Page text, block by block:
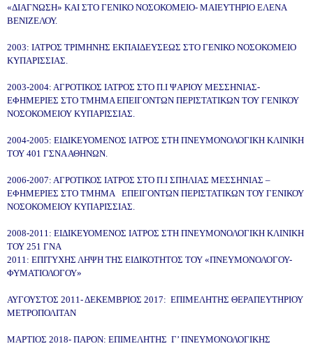
«ΔΙΑΓΝΩΣΗ» ΚΑΙ ΣΤΟ ΓΕΝΙΚΟ ΝΟΣΟΚΟΜΕΙΟ- ΜΑΙΕΥΤΗΡΙΟ ΕΛΕΝΑ
ΒΕΝΙΖΕΛΟΥ.
2003: ΙΑΤΡΟΣ ΤΡΙΜΗΝΗΣ ΕΚΠΑΙΔΕΥΣΕΩΣ ΣΤΟ ΓΕΝΙΚΟ ΝΟΣΟΚΟΜΕΙΟ
ΚΥΠΑΡΙΣΣΙΑΣ.
2003-2004: ΑΓΡΟΤΙΚΟΣ ΙΑΤΡΟΣ ΣΤΟ Π.Ι ΨΑΡΙΟΥ ΜΕΣΣΗΝΙΑΣ-
ΕΦΗΜΕΡΙΕΣ ΣΤΟ ΤΜΗΜΑ ΕΠΕΙΓΟΝΤΩΝ ΠΕΡΙΣΤΑΤΙΚΩΝ ΤΟΥ ΓΕΝΙΚΟΥ
ΝΟΣΟΚΟΜΕΙΟΥ ΚΥΠΑΡΙΣΣΙΑΣ.
2004-2005: ΕΙΔΙΚΕΥΟΜΕΝΟΣ ΙΑΤΡΟΣ ΣΤΗ ΠΝΕΥΜΟΝΟΛΟΓΙΚΗ ΚΛΙΝΙΚΗ
ΤΟΥ 401 ΓΣΝΑ ΑΘΗΝΩΝ.
2006-2007: ΑΓΡΟΤΙΚΟΣ ΙΑΤΡΟΣ ΣΤΟ Π.Ι ΣΠΗΛΙΑΣ ΜΕΣΣΗΝΙΑΣ –
ΕΦΗΜΕΡΙΕΣ ΣΤΟ ΤΜΗΜΑ ΕΠΕΙΓΟΝΤΩΝ ΠΕΡΙΣΤΑΤΙΚΩΝ ΤΟΥ ΓΕΝΙΚΟΥ
ΝΟΣΟΚΟΜΕΙΟΥ ΚΥΠΑΡΙΣΣΙΑΣ.
2008-2011: ΕΙΔΙΚΕΥΟΜΕΝΟΣ ΙΑΤΡΟΣ ΣΤΗ ΠΝΕΥΜΟΝΟΛΟΓΙΚΗ ΚΛΙΝΙΚΗ
ΤΟΥ 251 ΓΝΑ
2011: ΕΠΙΤΥΧΗΣ ΛΗΨΗ ΤΗΣ ΕΙΔΙΚΟΤΗΤΟΣ ΤΟΥ «ΠΝΕΥΜΟΝΟΛΟΓΟΥ-
ΦΥΜΑΤΙΟΛΟΓΟΥ»
ΑΥΓΟΥΣΤΟΣ 2011- ΔΕΚΕΜΒΡΙΟΣ 2017: ΕΠΙΜΕΛΗΤΗΣ ΘΕΡΑΠΕΥΤΗΡΙΟΥ
ΜΕΤΡΟΠΟΛΙΤΑΝ
ΜΑΡΤΙΟΣ 2018- ΠΑΡΟΝ: ΕΠΙΜΕΛΗΤΗΣ Γ’ ΠΝΕΥΜΟΝΟΛΟΓΙΚΗΣ